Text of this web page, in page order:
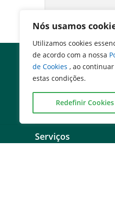
Nós usamos
Utilizamos cookies
de acordo com a nossa
de Cookies , ao
estas condições.
Redefinir Cookies
Serviços